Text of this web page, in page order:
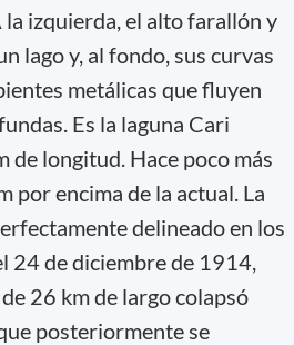
la izquierda, el alto farallón y
lago y, al fondo, sus curvas
metálicas que fluyen
Es la laguna Cari
de longitud. Hace poco más
por encima de la actual. La
delineado en los
24 de diciembre de 1914,
26 km de largo colapsó
posteriormente se